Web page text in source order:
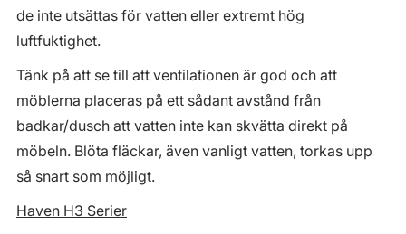
de inte utsättas för vatten eller extremt hög
luftfuktighet.
Tänk på att se till att ventilationen är god och att
möblerna placeras på ett sådant avstånd från
badkar/dusch att vatten inte kan skvätta direkt på
möbeln. Blöta fläckar, även vanligt vatten, torkas upp
så snart som möjligt.
Haven H3 Serier